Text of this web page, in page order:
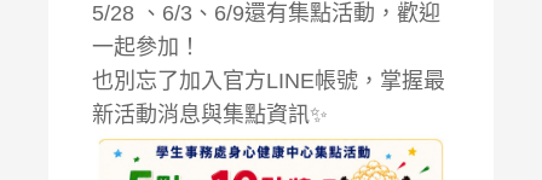
5/28 、6/3、6/9還有集點活動，歡迎
一起參加！
也別忘了加入官方LINE帳號，掌握最
新活動消息與集點資訊✨